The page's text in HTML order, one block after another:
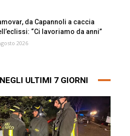
da Capannoli a caccia
“Ci lavoriamo da anni”
2026
ULTIMI 7 GIORNI